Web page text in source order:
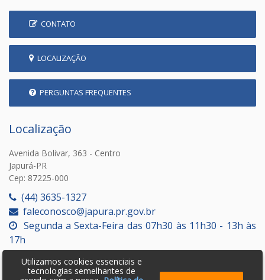
CONTATO
LOCALIZAÇÃO
PERGUNTAS FREQUENTES
Localização
Avenida Bolivar, 363 - Centro
Japurá-PR
Cep: 87225-000
(44) 3635-1327
faleconosco@japura.pr.gov.br
Segunda a Sexta-Feira das 07h30 às 11h30 - 13h às
17h
Utilizamos cookies essenciais e
tecnologias semelhantes de